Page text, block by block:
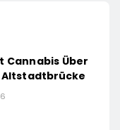
Cannabis Über